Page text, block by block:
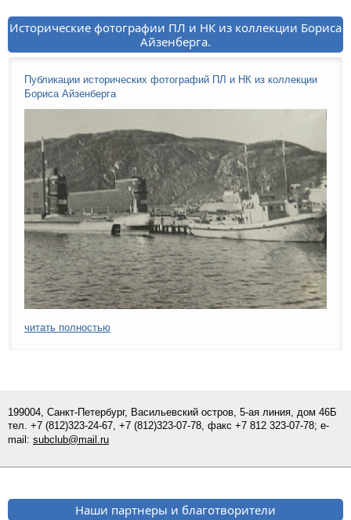
Исторические фотографии ПЛ и НК из коллекции Бориса
Айзенберга.
Публикации исторических фотографий ПЛ и НК из коллекции
Бориса Айзенберга
читать полностью
199004, Санкт-Петербург, Васильевский остров, 5-ая линия, дом 46Б
тел. +7 (812)323-24-67, +7 (812)323-07-78, факс +7 812 323-07-78; e-
mail: subclub@mail.ru
Наши партнеры и благотворители